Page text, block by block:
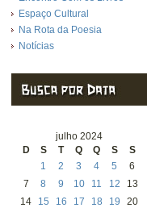
Espaço Cultural
Na Rota da Poesia
Notícias
julho 2024
D
S T Q Q S
S
1
2 3 4 5
6
7
8 9 10 11 12
13
14
15 16 17 18 19
20